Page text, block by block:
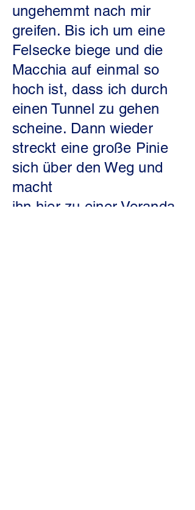
ungehemmt nach mir
greifen. Bis ich um eine
Felsecke biege und die
Macchia auf einmal so
hoch ist, dass ich durch
einen Tunnel zu gehen
scheine. Dann wieder
streckt eine große Pinie
sich über den Weg und
macht
ihn hier zu einer Veranda,